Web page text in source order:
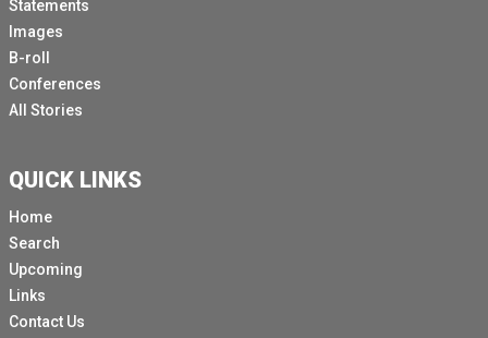
à mettre en œuvre son mandat conformément aux
instructions qu'il a reçues de ce Conseil, et il espère
être en mesure de poursuivre ses travaux pour
reprendre ses travaux sur le terrain.
indispensables pour que la communauté internationale
puisse continuer à faire face à la détérioration
progressive de la situation des droits humains au
Venezuela.
Président, je cède maintenant la parole à
l'Ambassadeur de l'Argentine.
Statements
Images
B-roll
Conferences
All Stories
QUICK LINKS
Home
Search
Upcoming
Links
Contact Us